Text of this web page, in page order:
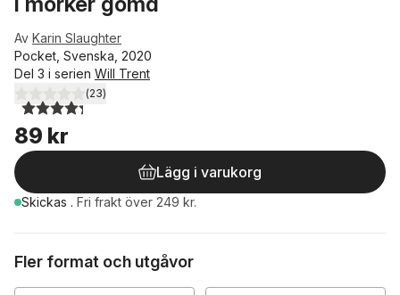
Av Karin Slaughter
Pocket, Svenska, 2020
Del 3 i serien Will Trent
4,3utav 5 stjärnor. Totalt antal röster:
(23)
89 kr
Lägg i varukorg
Skickas . Fri frakt över 249 kr.
Fler format och utgåvor